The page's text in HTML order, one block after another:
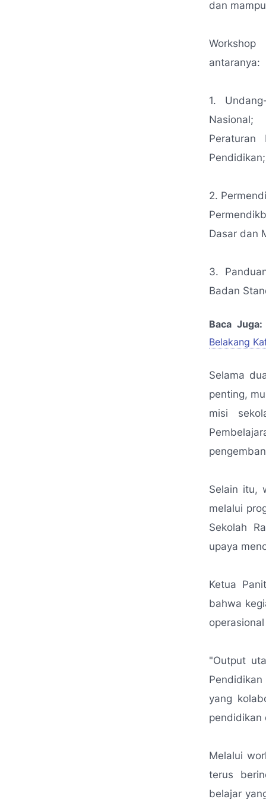
dan
antaranya:
1.
Nasional;
Pendidikan;
2.
Dasar dan
3.
Badan
Baca Juga:
Belakang
Selama
penting,
misi
Selain itu,
melalui
Sekolah
upaya
Ketua
bahwa
"Output
yang
pendidikan
Melalui
terus
belajar